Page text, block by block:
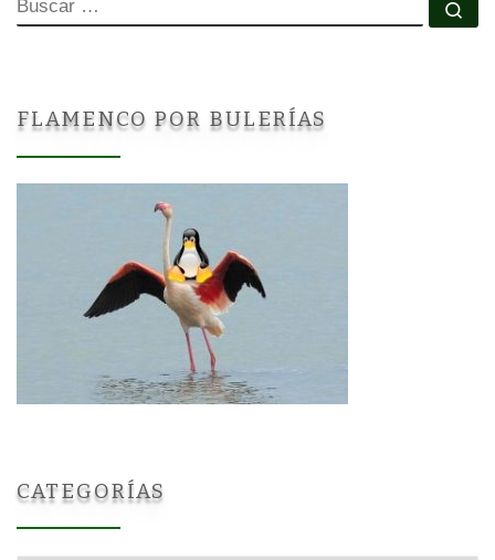
FLAMENCO POR BULERÍAS
CATEGORÍAS